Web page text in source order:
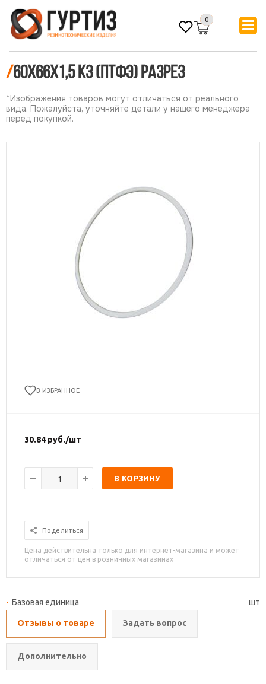
0
/60х66х1,5 КЗ (ПТФЭ) РАЗРЕЗ
*Изображения товаров могут отличаться от реального
вида. Пожалуйста, уточняйте детали у нашего менеджера
перед покупкой.
В ИЗБРАННОЕ
30.84 руб./шт
В КОРЗИНУ
Поделиться
Цена действительна только для интернет-магазина и может
отличаться от цен в розничных магазинах
Базовая единица шт
Отзывы о товаре Задать вопрос
Дополнительно